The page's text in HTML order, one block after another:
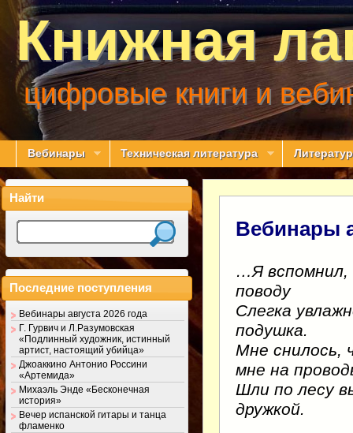
Книжная
цифровые книги и
Вебинары Техническая литература
Вебинары
…Я вспомнил,
поводу
Слегка
подушка.
Мне снилось,
мне на
Шли по лесу
дружкой.
Найти
Последние поступления
Вебинары августа 2026 года
Г. Гурвич и Л.Разумовская
«Подлинный художник, истинный
артист, настоящий убийца»
Джоаккино Антонио Россини
«Артемида»
Михаэль Энде «Бесконечная
история»
Вечер испанской гитары и танца
фламенко